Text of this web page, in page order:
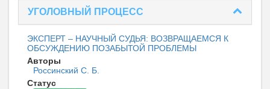
УГОЛОВНЫЙ ПРОЦЕСС
ЭКСПЕРТ – НАУЧНЫЙ СУДЬЯ: ВОЗВРАЩАЕМСЯ К
ОБСУЖДЕНИЮ ПОЗАБЫТОЙ ПРОБЛЕМЫ
Авторы
Россинский С. Б.
Статус